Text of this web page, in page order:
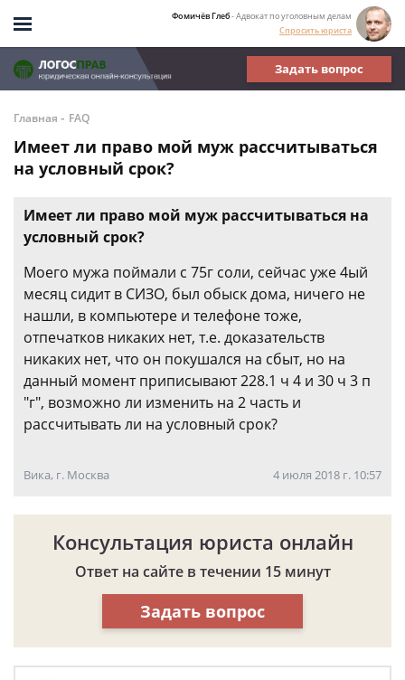
Фомичёв Глеб- Адвокат по уголовным делам
Спросить юриста
Задать вопрос
Главная - FAQ
Имеет ли право мой муж рассчитываться
на условный срок?
Имеет ли право мой муж рассчитываться на
условный срок?
Моего мужа поймали с 75г соли, сейчас уже 4ый
месяц сидит в СИЗО, был обыск дома, ничего не
нашли, в компьютере и телефоне тоже,
отпечатков никаких нет, т.е. доказательств
никаких нет, что он покушался на сбыт, но на
данный момент приписывают 228.1 ч 4 и 30 ч 3 п
"г", возможно ли изменить на 2 часть и
рассчитывать ли на условный срок?
Вика, г. Москва 4 июля 2018 г. 10:57
Консультация юриста онлайн
Ответ на сайте в течении 15 минут
Задать вопрос